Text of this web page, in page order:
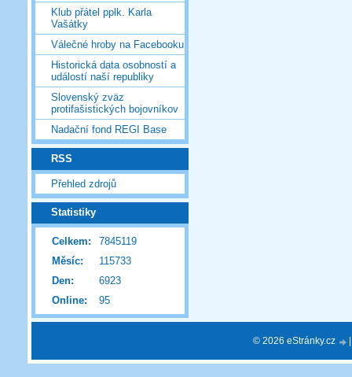
Klub přátel pplk. Karla
Vašátky
Válečné hroby na Facebooku
Historická data osobností a
událostí naší republiky
Slovenský zväz
protifašistických bojovníkov
Nadační fond REGI Base
RSS
Přehled zdrojů
Statistiky
Online: 95
Celkem:
7845119
Měsíc:
115733
Den:
6923
© 2026 eStránky.cz